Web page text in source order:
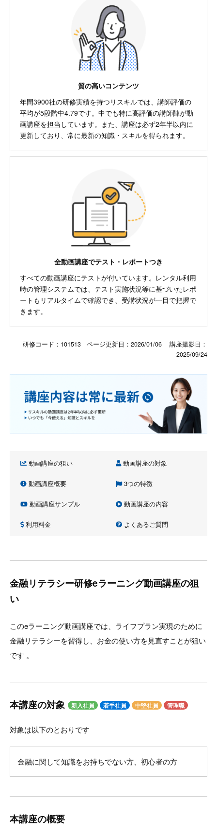
質の高いコンテンツ
年間3900社の研修実績を持つリスキルでは、講師評価の
平均が5段階中4.79です。中でも特に高評価の講師陣が動
画講座を担当しています。また、講座は必ず2年半以内に
更新しており、常に最新の知識・スキルを得られます。
全動画講座でテスト・レポートつき
すべての動画講座にテストが付いています。レンタル利用
時の管理システムでは、テスト実施状況等に基づいたレポ
ートもリアルタイムで確認でき、受講状況が一目で把握で
きます。
研修コード：101513 ページ更新日： 2026/01/06
講座撮影日：
2025/09/24
動画講座の狙い 動画講座の対象
動画講座概要 3つの特徴
動画講座サンプル 動画講座の内容
利用料金 よくあるご質問
金融リテラシー研修eラーニング動画講座の狙
い
このeラーニング動画講座では、ライフプラン実現のために
金融リテラシーを習得し、お金の使い方を見直すことが狙い
です 。
本講座の対象 新入社員 若手社員 中堅社員 管理職
対象は以下のとおりです
金融に関して知識をお持ちでない方、初心者の方
本講座の概要